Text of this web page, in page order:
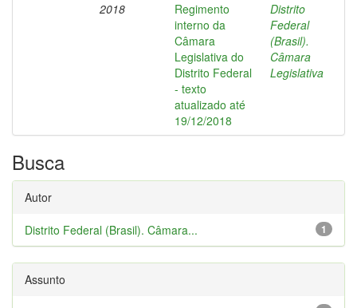
2018
Regimento
interno da
Câmara
Legislativa do
Distrito Federal
- texto
atualizado até
19/12/2018
Distrito
Federal
(Brasil).
Câmara
Legislativa
Busca
Autor
1
Distrito Federal (Brasil). Câmara...
Assunto